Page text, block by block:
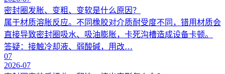
密封圈发胀、变粗、变软是什么原因？
属于材质溶胀反应。不同橡胶对介质耐受度不同，错用材质会
直接导致密封圈吸水、吸油膨胀，卡死沟槽造成设备卡顿。
答疑：接触冷却液、弱酸碱，用改…
07
2026-07